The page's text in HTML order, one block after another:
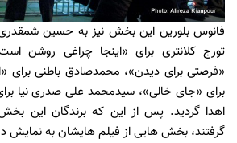
ف
تورج کلانتری برای «اینجا چراغی روشن
«فرصتی برای دیدن»، محمدصادق باطنی برای
برای «جای خالی»، سیدمحمد علی صدری نیا
اهدا گردید. پس از این که برندگان این
گرفتند، بخش هایی از فیلم هایشان به نمایش